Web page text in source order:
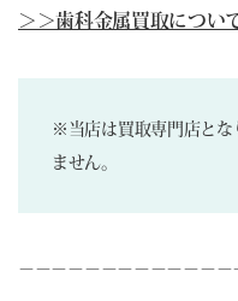
＞＞歯科金属買取につい
※当店は買取専門店とな
ません。
－－－－－－－－－－－－－